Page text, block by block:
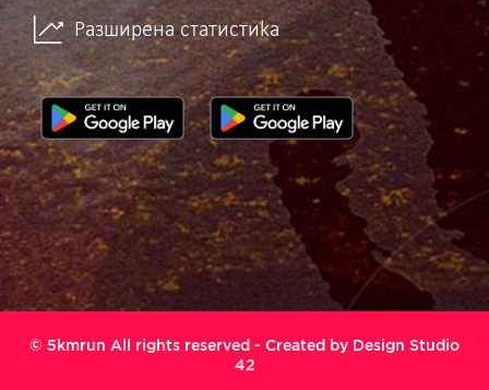
Разширена статистика
© 5kmrun All rights reserved - Created by Design Studio
42